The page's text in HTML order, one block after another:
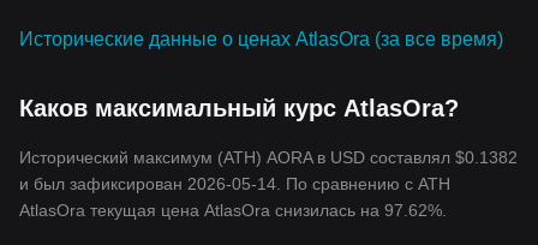
Исторические данные о ценах AtlasOra (за все время)
Каков максимальный курс AtlasOra?
Исторический максимум (ATH) AORA в USD составлял $0.1382
и был зафиксирован 2026-05-14. По сравнению с ATH
AtlasOra текущая цена AtlasOra снизилась на 97.62%.